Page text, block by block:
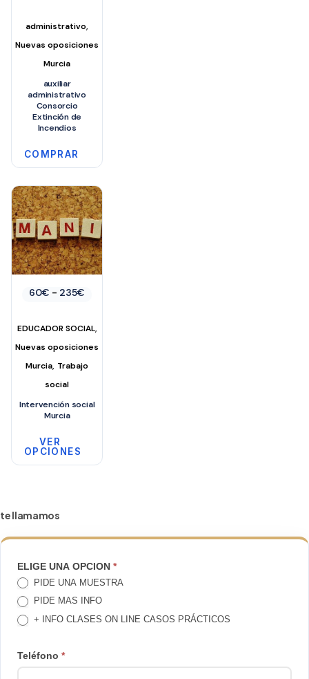
administrativo,
Nuevas oposiciones
Murcia
auxiliar
administrativo
Consorcio
Extinción de
Incendios
COMPRAR
60€ - 235€
desde
60€
hasta
EDUCADOR SOCIAL,
Nuevas oposiciones
Murcia, Trabajo
social
Intervención social
Murcia
VER
OPCIONES
Las
opciones
se
pueden
en
te llamamos
TE
LLAMAMOS
ELIGE UNA OPCION *
PIDE UNA MUESTRA
PIDE MAS INFO
+ INFO CLASES ON LINE CASOS PRÁCTICOS
Teléfono *